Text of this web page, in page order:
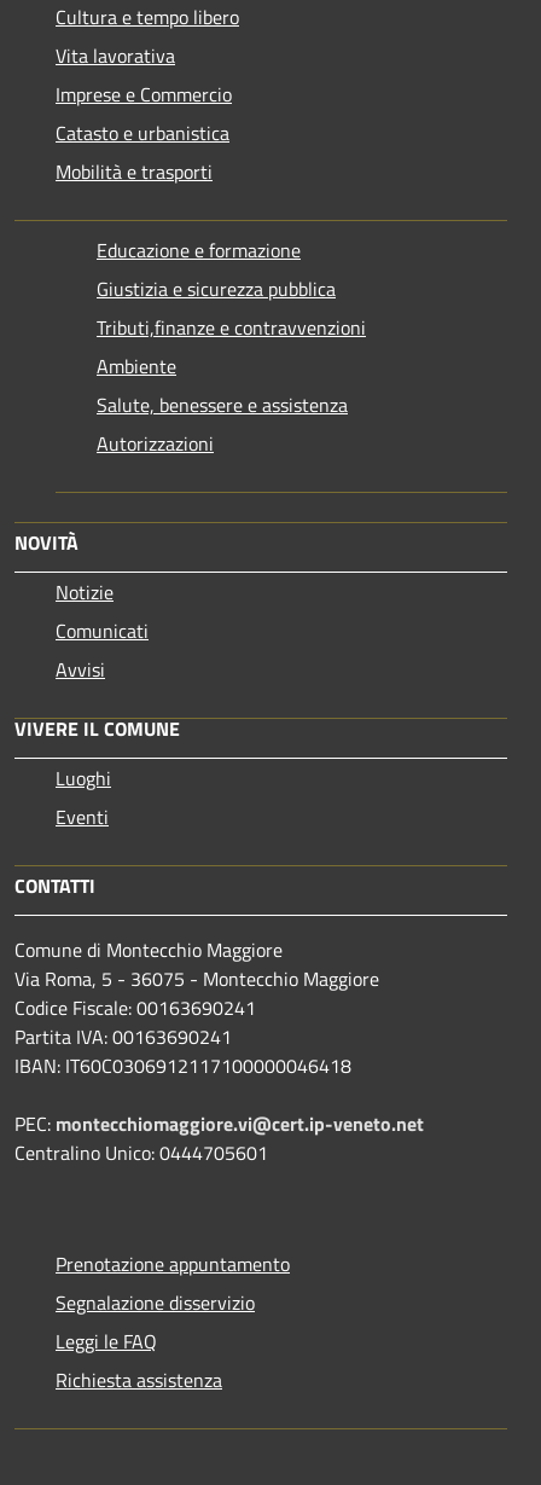
Cultura e tempo libero
Vita lavorativa
Imprese e Commercio
Catasto e urbanistica
Mobilità e trasporti
Educazione e formazione
Giustizia e sicurezza pubblica
Tributi,finanze e contravvenzioni
Ambiente
Salute, benessere e assistenza
Autorizzazioni
NOVITÀ
Notizie
Comunicati
Avvisi
VIVERE IL COMUNE
Luoghi
Eventi
CONTATTI
Comune di Montecchio Maggiore
Via Roma, 5 - 36075 - Montecchio Maggiore
Codice Fiscale: 00163690241
Partita IVA: 00163690241
IBAN: IT60C0306912117100000046418
PEC: montecchiomaggiore.vi@cert.ip-veneto.net
Centralino Unico: 0444705601
Prenotazione appuntamento
Segnalazione disservizio
Leggi le FAQ
Richiesta assistenza